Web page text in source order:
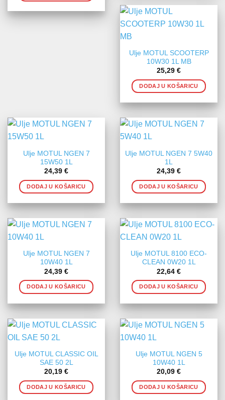
Ulje MOTUL SCOOTERP
10W30 1L MB
25,29 €
DODAJ U KOŠARICU
Ulje MOTUL NGEN 7
15W50 1L
24,39 €
DODAJ U KOŠARICU
Ulje MOTUL NGEN 7 5W40
1L
24,39 €
DODAJ U KOŠARICU
Ulje MOTUL NGEN 7
10W40 1L
24,39 €
DODAJ U KOŠARICU
Ulje MOTUL 8100 ECO-
CLEAN 0W20 1L
22,64 €
DODAJ U KOŠARICU
Ulje MOTUL CLASSIC OIL
SAE 50 2L
20,19 €
DODAJ U KOŠARICU
Ulje MOTUL NGEN 5
10W40 1L
20,09 €
DODAJ U KOŠARICU